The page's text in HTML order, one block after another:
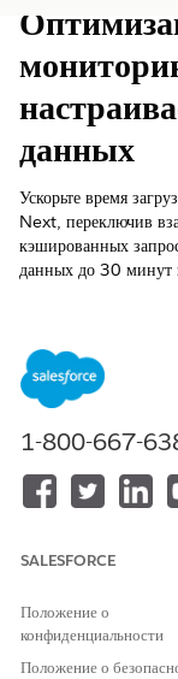
данных
Ускорьте время
Next, переключив
кэшированных
данных до 30 минут
дорогостоящих
Просмотр
Для редактирования
мониторинга
Откройте
В меню
1-800-667-
SALESFORCE
Положение о
конфиденциальности
Положение о